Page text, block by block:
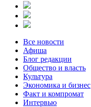
Все новости
Афиша
Блог редакции
Общество и власть
Культура
Экономика и бизнес
Факт и компромат
Интервью